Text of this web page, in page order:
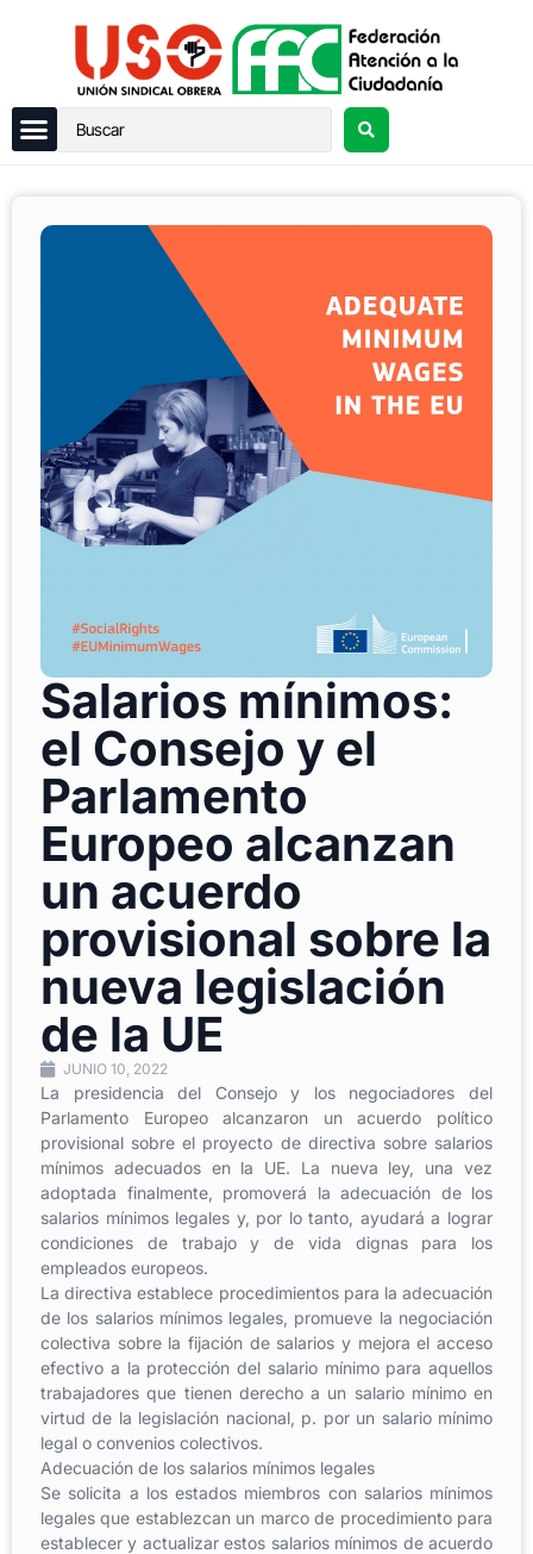
Salarios mínimos:
el Consejo y el
Parlamento
Europeo alcanzan
un acuerdo
provisional sobre la
nueva legislación
de la UE
JUNIO 10, 2022
La presidencia del Consejo y los negociadores del
Parlamento Europeo alcanzaron un acuerdo político
provisional sobre el proyecto de directiva sobre salarios
mínimos adecuados en la UE. La nueva ley, una vez
adoptada finalmente, promoverá la adecuación de los
salarios mínimos legales y, por lo tanto, ayudará a lograr
condiciones de trabajo y de vida dignas para los
empleados europeos.
La directiva establece procedimientos para la adecuación
de los salarios mínimos legales, promueve la negociación
colectiva sobre la fijación de salarios y mejora el acceso
efectivo a la protección del salario mínimo para aquellos
trabajadores que tienen derecho a un salario mínimo en
virtud de la legislación nacional, p. por un salario mínimo
legal o convenios colectivos.
Adecuación de los salarios mínimos legales
Se solicita a los estados miembros con salarios mínimos
legales que establezcan un marco de procedimiento para
establecer y actualizar estos salarios mínimos de acuerdo